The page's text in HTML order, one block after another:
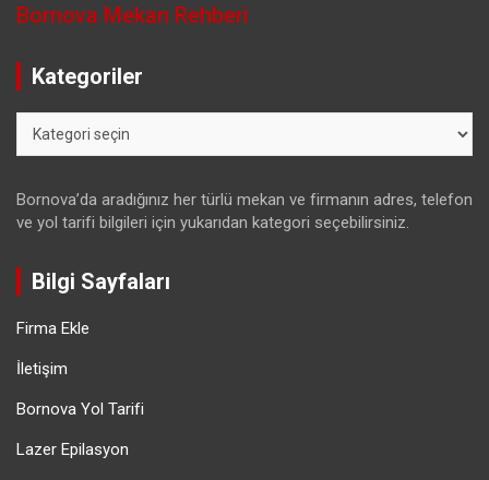
Bornova Mekan Rehberi
Kategoriler
Bornova’da aradığınız her türlü mekan ve firmanın adres, telefon
ve yol tarifi bilgileri için yukarıdan kategori seçebilirsiniz.
Bilgi Sayfaları
Firma Ekle
İletişim
Bornova Yol Tarifi
Lazer Epilasyon